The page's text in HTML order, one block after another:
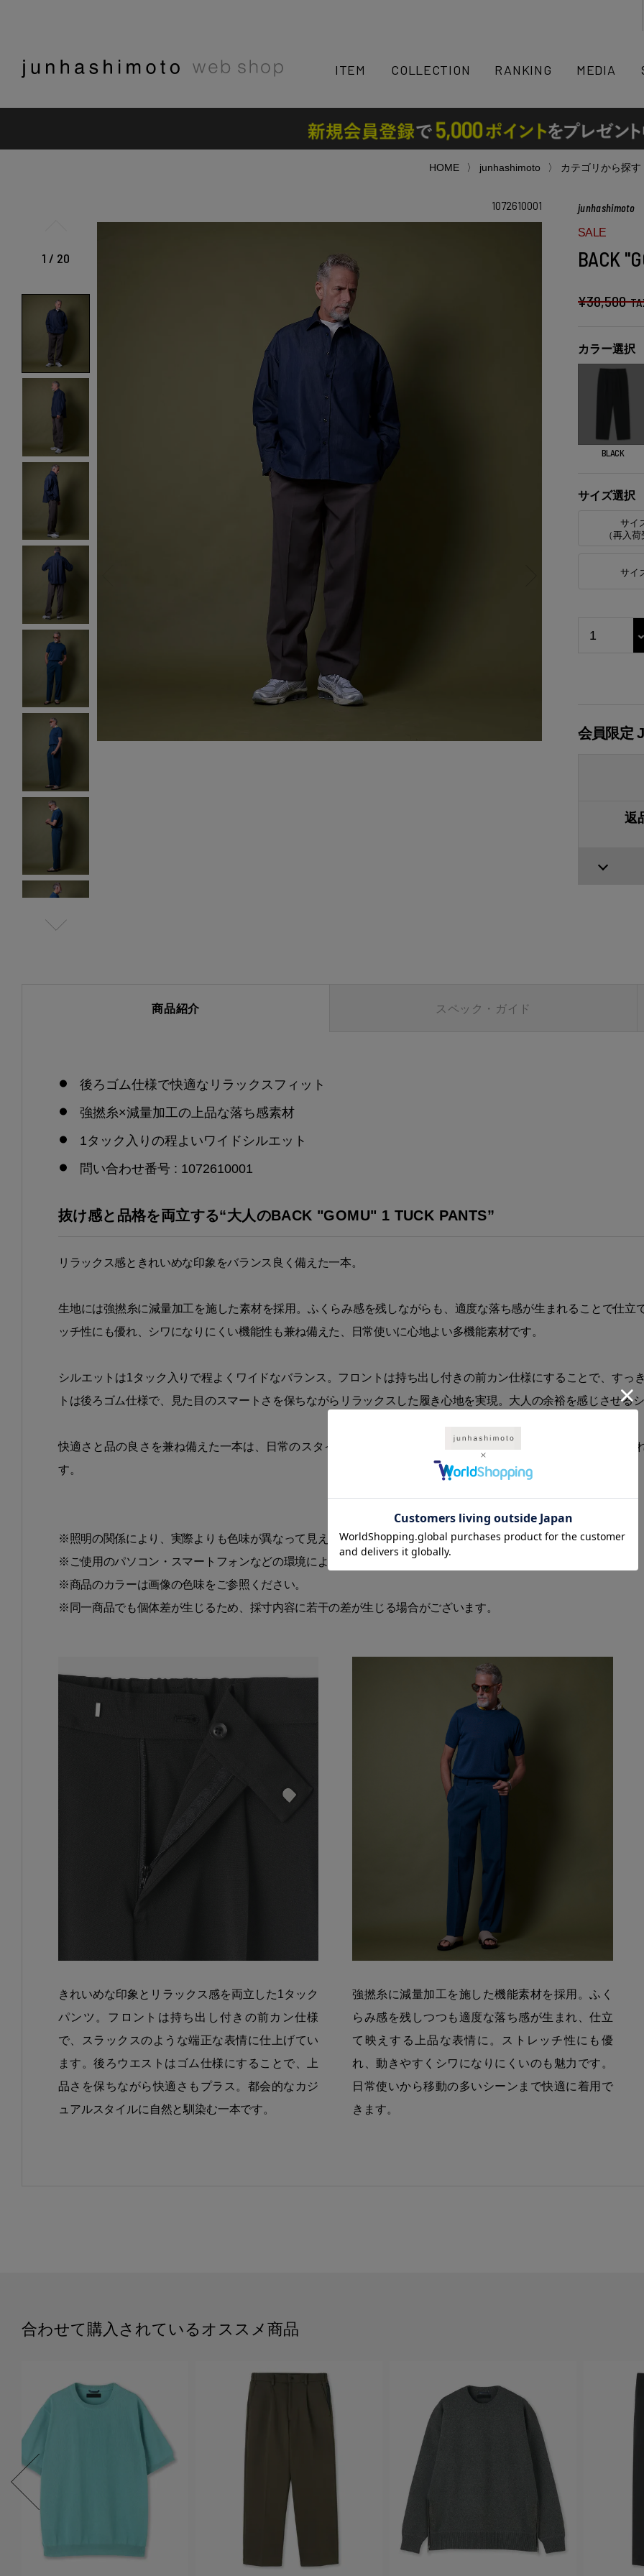
ITEM COLLECTION RANKING MEDIA
検索
HOME junhashimoto カテゴリから探す
1072610001
1 / 20
junhashimoto
SALE
BACK
¥38,500
カラー選択
BLACK
サイズ選択
サイ
（再入荷
サイ
会員限定
返
商品紹介 スペック・ガイド
後ろゴム仕様で快適なリラックスフィット
強撚糸×減量加工の上品な落ち感素材
1タック入りの程よいワイドシルエット
問い合わせ番号 : 1072610001
抜け感と品格を両立する“大人のBACK "GOMU" 1 TUCK PANTS”
リラックス感ときれいめな印象をバランス良く備えた一本。
生地には強撚糸に減量加工を施した素材を採用。ふくらみ感を残しながらも、適度な落ち感が生まれることで仕立
ッチ性にも優れ、シワになりにくい機能性も兼ね備えた、日常使いに心地よい多機能素材です。
シルエットは1タック入りで程よくワイドなバランス。フロントは持ち出し付きの前カン仕様にすることで、すっ
トは後ろゴム仕様で、見た目のスマートさを保ちながらリラックスした履き心地を実現。大人の余裕を感じさせる
快適さと品の良さを兼ね備えた一本は、日常のスタイルをさりげなく格上げしてくれる存在。カジュアルにも
す。
※照明の関係により、実際よりも色味が異なって見える場合がございます。
※ご使用のパソコン・スマートフォンなどの環境により、若干商品と画像の色味が異なる場合がございます。
※商品のカラーは画像の色味をご参照ください。
※同一商品でも個体差が生じるため、採寸内容に若干の差が生じる場合がございます。
きれいめな印象とリラックス感を両立した1タック
パンツ。フロントは持ち出し付きの前カン仕様
で、スラックスのような端正な表情に仕上げてい
ます。後ろウエストはゴム仕様にすることで、上
品さを保ちながら快適さもプラス。都会的なカジ
ュアルスタイルに自然と馴染む一本です。
強撚糸に減量加工を施した機能素材を採用。ふく
らみ感を残しつつも適度な落ち感が生まれ、仕立
て映えする上品な表情に。ストレッチ性にも優
れ、動きやすくシワになりにくいのも魅力です。
日常使いから移動の多いシーンまで快適に着用で
きます。
合わせて購入されているオススメ商品